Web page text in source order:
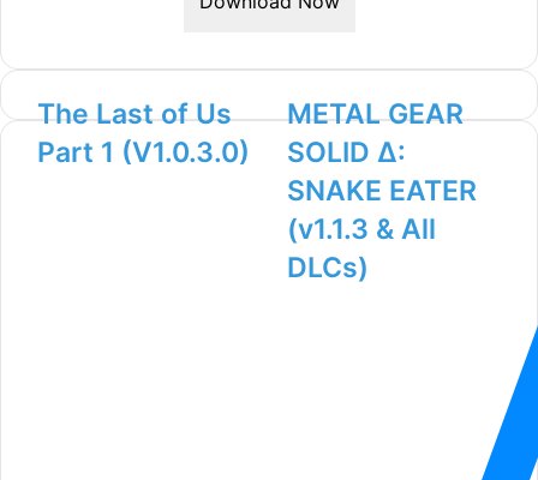
The Last of Us
Part 1 (V1.0.3.0)
METAL GEAR
SOLID Δ:
SNAKE EATER
(v1.1.3 & All
DLCs)